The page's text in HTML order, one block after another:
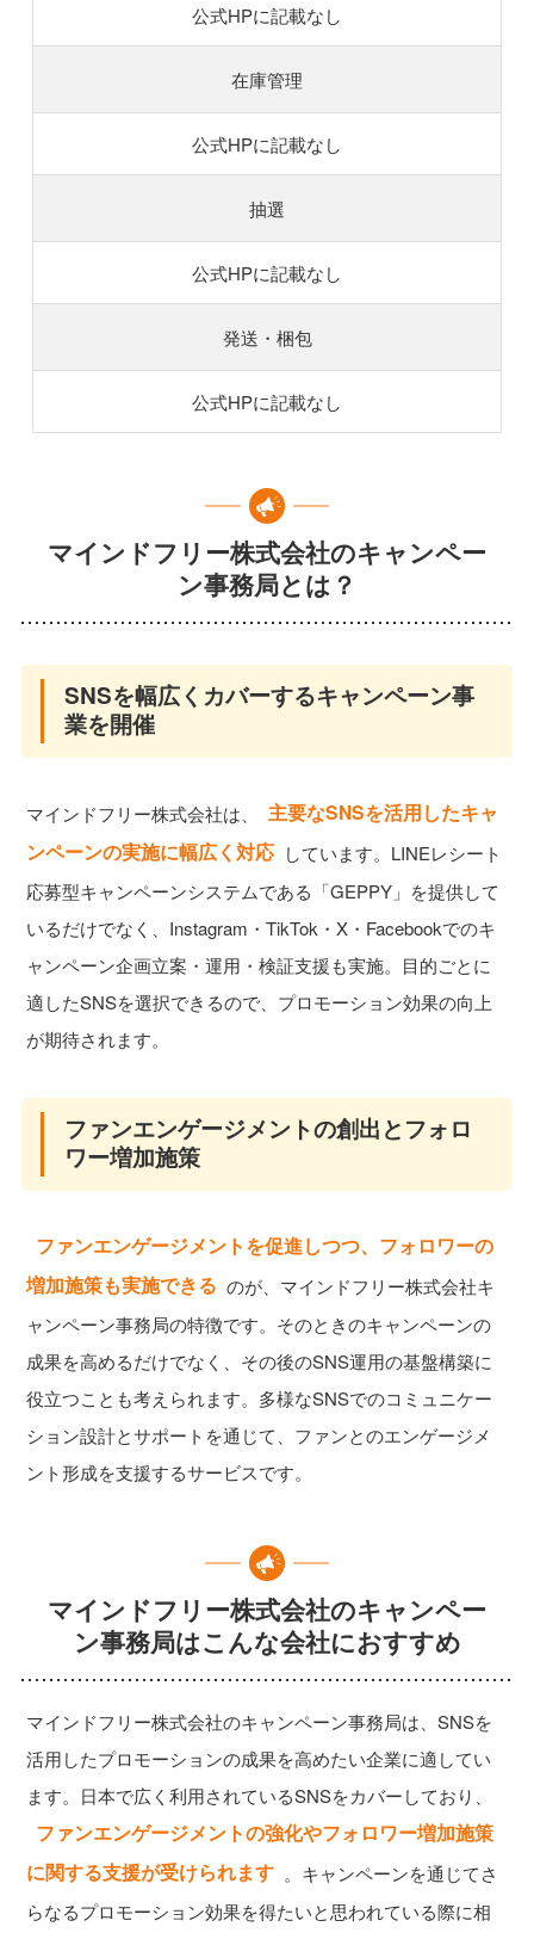
公式HPに記載なし
在庫管理
公式HPに記載なし
抽選
公式HPに記載なし
発送・梱包
公式HPに記載なし
マインドフリー株式会社のキャンペー
ン事務局とは？
SNSを幅広くカバーするキャンペーン事
業を開催
マインドフリー株式会社は、
主要なSNSを活用したキャ
ンペーンの実施に幅広く対応 しています。LINEレシート
応募型キャンペーンシステムである「GEPPY」を提供して
いるだけでなく、Instagram・TikTok・X・Facebookでのキ
ャンペーン企画立案・運用・検証支援も実施。目的ごとに
適したSNSを選択できるので、プロモーション効果の向上
が期待されます。
ファンエンゲージメントの創出とフォロ
ワー増加施策
ファンエンゲージメントを促進しつつ、フォロワーの
増加施策も実施できる のが、マインドフリー株式会社キ
ャンペーン事務局の特徴です。そのときのキャンペーンの
成果を高めるだけでなく、その後のSNS運用の基盤構築に
役立つことも考えられます。多様なSNSでのコミュニケー
ション設計とサポートを通じて、ファンとのエンゲージメ
ント形成を支援するサービスです。
マインドフリー株式会社のキャンペー
ン事務局はこんな会社におすすめ
マインドフリー株式会社のキャンペーン事務局は、SNSを
活用したプロモーションの成果を高めたい企業に適してい
ます。日本で広く利用されているSNSをカバーしており、
ファンエンゲージメントの強化やフォロワー増加施策
に関する支援が受けられます 。キャンペーンを通じてさ
らなるプロモーション効果を得たいと思われている際に相